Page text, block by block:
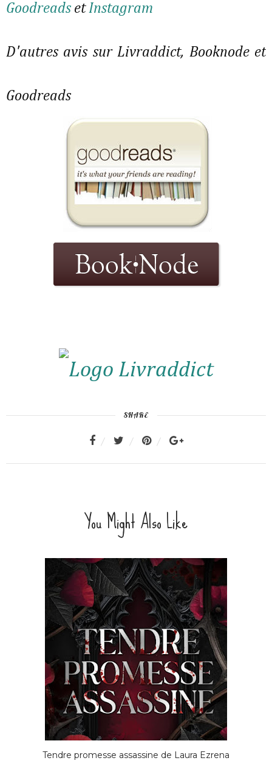
Goodreads etInstagram
D'autres avis sur Livraddict, Booknode et
Goodreads
SHARE
You Might Also Like
Tendre promesse assassine de Laura Ezrena